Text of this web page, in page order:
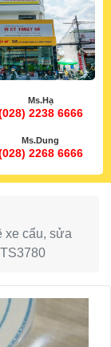
Ms.Hạ
2238 6666
Ms.Dung
2268 6666
xe cẩu, sửa